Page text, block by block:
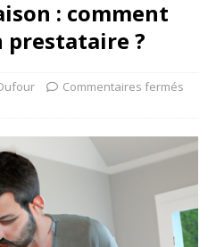
: comment
prestataire ?
Commentaires fermés